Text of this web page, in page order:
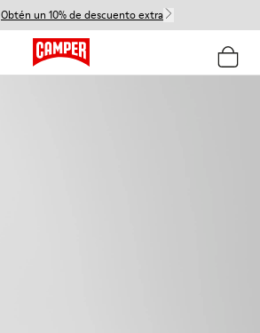
Obtén un 10% de descuento extra